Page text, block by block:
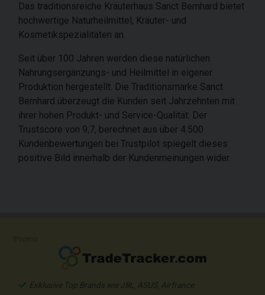
Das traditionsreiche Kräuterhaus Sanct Bernhard bietet
hochwertige Naturheilmittel, Kräuter- und
Kosmetikspezialitäten an.
Seit über 100 Jahren werden diese natürlichen
Nahrungsergänzungs- und Heilmittel in eigener
Produktion hergestellt. Die Traditionsmarke Sanct
Bernhard überzeugt die Kunden seit Jahrzehnten mit
ihrer hohen Produkt- und Service-Qualität. Der
Trustscore von 9,7, berechnet aus über 4.500
Kundenbewertungen bei Trustpilot spiegelt dieses
positive Bild innerhalb der Kundenmeinungen wider.
Exklusive Top Brands wie JBL, ASUS, Airfrance